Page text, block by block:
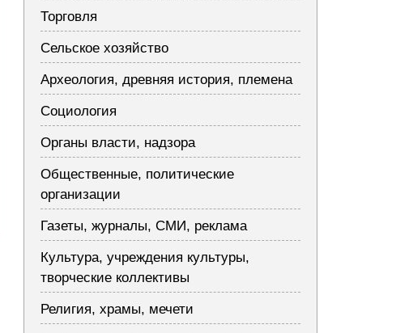
Торговля
Сельское хозяйство
Археология, древняя история, племена
Социология
Органы власти, надзора
Общественные, политические
организации
Газеты, журналы, СМИ, реклама
Культура, учреждения культуры,
творческие коллективы
Религия, храмы, мечети